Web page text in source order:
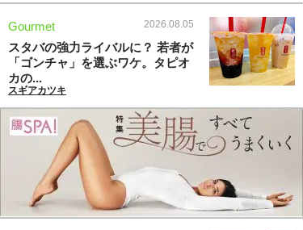
Gourmet 2026.08.05
スタバの強力ライバルに？ 若者が
「ゴンチャ」を選ぶワケ。タピオ
カの...
スギアカツキ